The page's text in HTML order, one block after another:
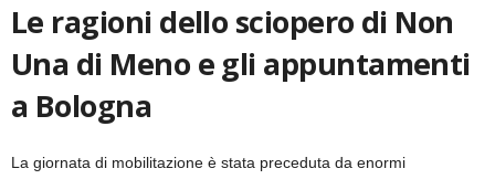
Le ragioni dello sciopero di Non
Una di Meno e gli appuntamenti
a Bologna
La giornata di mobilitazione è stata preceduta da enormi